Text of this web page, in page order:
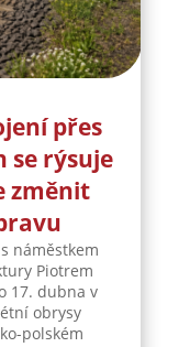
přes
se rýsuje
změnit
náměstkem
Piotrem
17. dubna v
obrysy
polském